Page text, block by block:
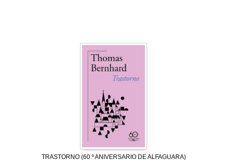
TRASTORNO (60.º ANIVERSARIO DE ALFAGUARA)